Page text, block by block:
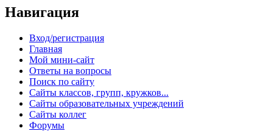
Навигация
Вход/регистрация
Главная
Мой мини-сайт
Ответы на вопросы
Поиск по сайту
Сайты классов, групп, кружков...
Сайты образовательных учреждений
Сайты коллег
Форумы